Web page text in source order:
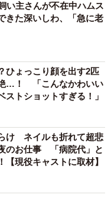
緒に暮らすうちに、
は、人と変わらない
ぞれ性格が異なりま
っているのではない
との暮らしは、笑いが
ます。「本当に飽き
れました。
今ではすっかり様変わ
ね』と笑っていま
い主さんが不在中ハムス
た深いしわ、「急に老
ひょっこり顔を出す2匹
…！ 「こんなかわいい
ストショットすぎる！」
け ネイルも折れて超悲
のお仕事 「病院代」と
現役キャストに取材】